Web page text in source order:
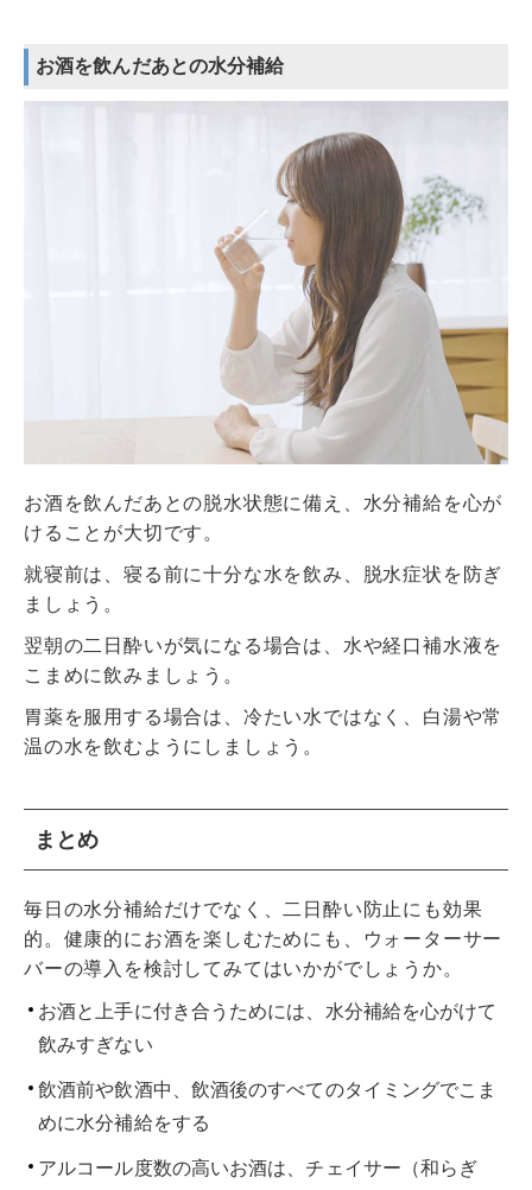
お酒を飲んだあとの水分補給
お酒を飲んだあとの脱水状態に備え、水分補給を心が
けることが大切です。
就寝前は、寝る前に十分な水を飲み、脱水症状を防ぎ
ましょう。
翌朝の二日酔いが気になる場合は、水や経口補水液を
こまめに飲みましょう。
胃薬を服用する場合は、冷たい水ではなく、白湯や常
温の水を飲むようにしましょう。
まとめ
毎日の水分補給だけでなく、二日酔い防止にも効果
的。健康的にお酒を楽しむためにも、ウォーターサー
バーの導入を検討してみてはいかがでしょうか。
お酒と上手に付き合うためには、水分補給を心がけて
飲みすぎない
飲酒前や飲酒中、飲酒後のすべてのタイミングでこま
めに水分補給をする
アルコール度数の高いお酒は、チェイサー（和らぎ